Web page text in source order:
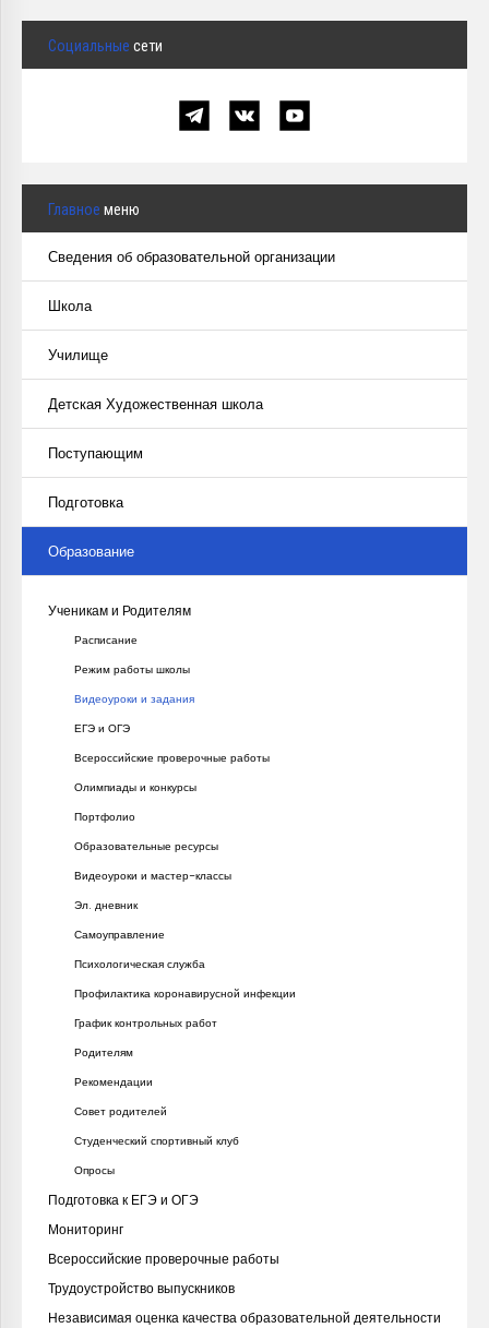
Курсы повышения квалификации
Центр непрерывного образования
Социальные сети
Главное меню
Сведения об образовательной организации
Школа
Училище
Детская Художественная школа
Поступающим
Подготовка
Образование
Ученикам и Родителям
Расписание
Режим работы школы
Видеоуроки и задания
ЕГЭ и ОГЭ
Всероссийские проверочные работы
Олимпиады и конкурсы
Портфолио
Образовательные ресурсы
Видеоуроки и мастер-классы
Эл. дневник
Самоуправление
Психологическая служба
Профилактика коронавирусной инфекции
График контрольных работ
Родителям
Рекомендации
Совет родителей
Студенческий спортивный клуб
Опросы
Подготовка к ЕГЭ и ОГЭ
Мониторинг
Всероссийские проверочные работы
Трудоустройство выпускников
Независимая оценка качества образовательной деятельности